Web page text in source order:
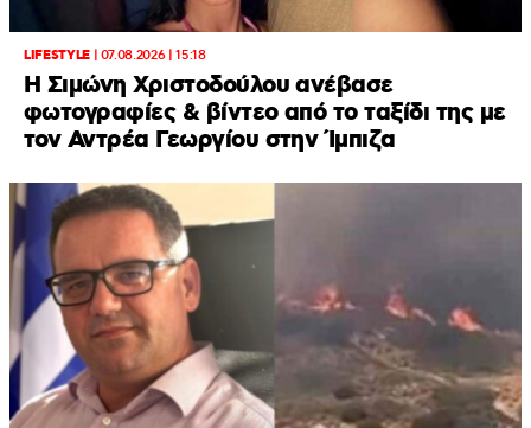
LIFESTYLE| 07.08.2026 | 15:18
Η Σιμώνη Χριστοδούλου ανέβασε
φωτογραφίες & βίντεο από το ταξίδι της με
τον Αντρέα Γεωργίου στην Ίμπιζα